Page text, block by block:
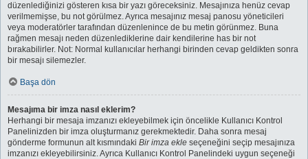
düzenlediğinizi gösteren kısa bir yazı göreceksiniz. Mesajınıza henüz cevap
verilmemişse, bu not görülmez. Ayrıca mesajınız mesaj panosu yöneticileri
veya moderatörler tarafından düzenlenince de bu metin görünmez. Buna
rağmen mesajı neden düzenlediklerine dair kendilerine has bir not
bırakabilirler. Not: Normal kullanıcılar herhangi birinden cevap geldikten sonra
bir mesajı silemezler.
Başa dön
Mesajıma bir imza nasıl eklerim?
Herhangi bir mesaja imzanızı ekleyebilmek için öncelikle Kullanıcı Kontrol
Panelinizden bir imza oluşturmanız gerekmektedir. Daha sonra mesaj
gönderme formunun alt kısmındaki Bir imza ekle seçeneğini seçip mesajınıza
imzanızı ekleyebilirsiniz. Ayrıca Kullanıcı Kontrol Panelindeki uygun seçeneği